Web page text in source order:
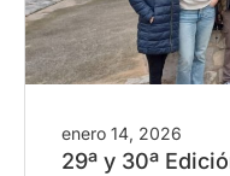
enero 14, 2026
29ª y 30ª